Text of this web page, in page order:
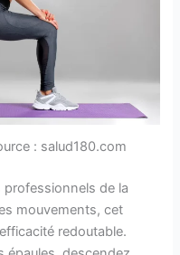
: salud180.com
professionnels de la
mouvements, cet
redoutable.